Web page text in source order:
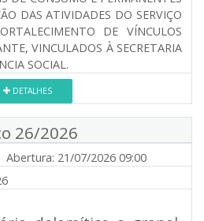
DAS ATIVIDADES DO SERVIÇO
DE VÍNCULOS
VINCULADOS À SECRETARIA
SOCIAL.
DETALHES
26/2026
Abertura: 21/07/2026 09:00